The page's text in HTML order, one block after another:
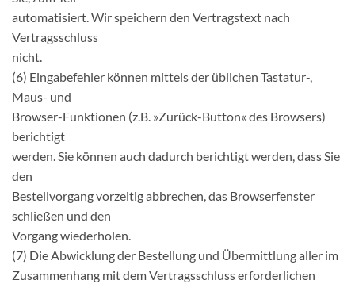
automatisiert. Wir speichern den Vertragstext nach
Vertragsschluss
nicht.
(6) Eingabefehler können mittels der üblichen Tastatur-,
Maus- und
Browser-Funktionen (z.B. »Zurück-Button« des Browsers)
berichtigt
werden. Sie können auch dadurch berichtigt werden, dass Sie
den
Bestellvorgang vorzeitig abbrechen, das Browserfenster
schließen und den
Vorgang wiederholen.
(7) Die Abwicklung der Bestellung und Übermittlung aller im
Zusammenhang mit dem Vertragsschluss erforderlichen